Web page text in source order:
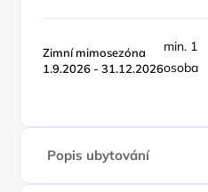
Zimní mimosezóna
1.9.2026 - 31.12.2026
min. 1
osoba
Popis ubytování